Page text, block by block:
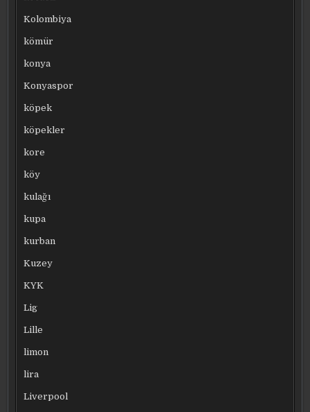
Kolombiya
kömür
konya
Konyaspor
köpek
köpekler
kore
köy
kulağı
kupa
kurban
Kuzey
KYK
Lig
Lille
limon
lira
Liverpool